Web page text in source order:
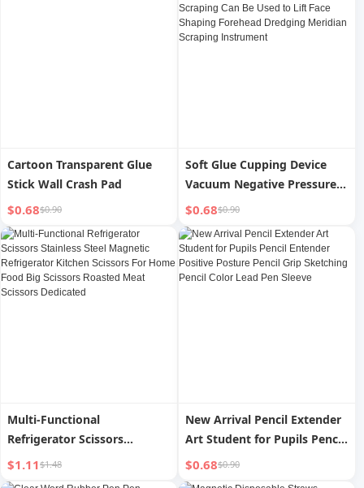
Cartoon Transparent Glue
Stick Wall Crash Pad
$0.68$0.90
Soft Glue Cupping Device
Vacuum Negative Pressure
Multifunctional Scraping Can
Be Used to Lift Face Shaping
Forehead Dredging Meridian
Scraping Instrument
$0.68$0.90
Multi-Functional
Refrigerator Scissors
Stainless Steel Magnetic
Refrigerator Kitchen Scissors
$1.11$1.48
New Arrival Pencil Extender
Art Student for Pupils Pencil
Entender Positive Posture
Pencil Grip Sketching Pencil
$0.68$0.90